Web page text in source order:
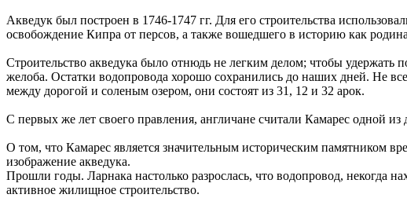
Акведук был построен в 1746-1747 гг. Для его строительства
освобождение Кипра от персов, а также вошедшего в историю как
Строительство акведука было отнюдь не легким делом; чтобы
желоба. Остатки водопровода хорошо сохранились до наших дней. Не
между дорогой и соленым озером, они состоят из 31, 12 и 32 арок.
С первых же лет своего правления, англичане считали Камарес одной
О том, что Камарес является значительным историческим памятником
изображение акведука.
Прошли годы. Ларнака настолько разрослась, что водопровод, некогда
активное жилищное строительство.